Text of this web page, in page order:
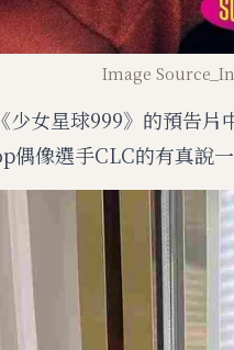
Image
少女星球999》的預告
偶像選手CLC的有真說一